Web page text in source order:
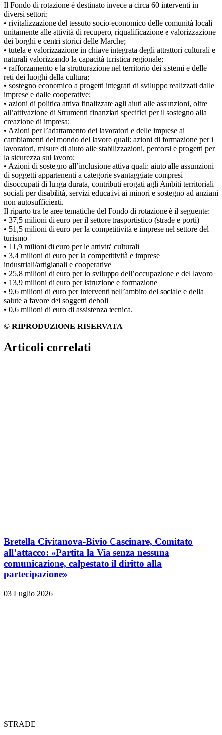
Il Fondo di rotazione è destinato invece a circa 60 interventi in
diversi settori:
• rivitalizzazione del tessuto socio-economico delle comunità locali
unitamente alle attività di recupero, riqualificazione e valorizzazione
dei borghi e centri storici delle Marche;
• tutela e valorizzazione in chiave integrata degli attrattori culturali e
naturali valorizzando la capacità turistica regionale;
• rafforzamento e la strutturazione nel territorio dei sistemi e delle
reti dei luoghi della cultura;
• sostegno economico a progetti integrati di sviluppo realizzati dalle
imprese e dalle cooperative;
• azioni di politica attiva finalizzate agli aiuti alle assunzioni, oltre
all’attivazione di Strumenti finanziari specifici per il sostegno alla
creazione di impresa;
• Azioni per l’adattamento dei lavoratori e delle imprese ai
cambiamenti del mondo del lavoro quali: azioni di formazione per i
lavoratori, misure di aiuto alle stabilizzazioni, percorsi e progetti per
la sicurezza sul lavoro;
• Azioni di sostegno all’inclusione attiva quali: aiuto alle assunzioni
di soggetti appartenenti a categorie svantaggiate compresi
disoccupati di lunga durata, contributi erogati agli Ambiti territoriali
sociali per disabilità, servizi educativi ai minori e sostegno ad anziani
non autosufficienti.
Il riparto tra le aree tematiche del Fondo di rotazione è il seguente:
• 37,5 milioni di euro per il settore trasportistico (strade e porti)
• 51,5 milioni di euro per la competitività e imprese nel settore del
turismo
• 11,9 milioni di euro per le attività culturali
• 3,4 milioni di euro per la competitività e imprese
industriali/artigianali e cooperative
• 25,8 milioni di euro per lo sviluppo dell’occupazione e del lavoro
• 13,9 milioni di euro per istruzione e formazione
• 9,6 milioni di euro per interventi nell’ambito del sociale e della
salute a favore dei soggetti deboli
• 0,6 milioni di euro di assistenza tecnica.
© RIPRODUZIONE RISERVATA
Articoli correlati
Bretella Civitanova-Bivio Cascinare, Comitato
all’attacco: «Partita la Via senza nessuna
comunicazione, calpestato il diritto alla
partecipazione»
03 Luglio 2026
STRADE